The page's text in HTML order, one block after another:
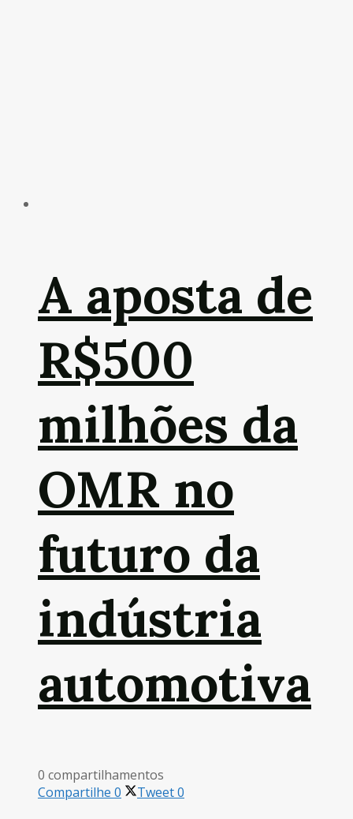
A aposta de
R$500
milhões da
OMR no
futuro da
indústria
automotiva
0 compartilhamentos
Compartilhe 0 Tweet0